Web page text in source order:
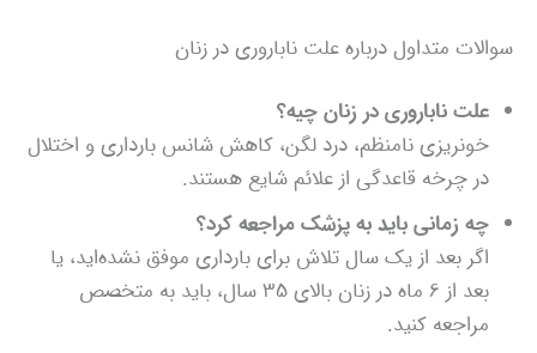
سوالات متداول درباره علت ناباروری در زنان
علت ناباروری در زنانچیه؟
خونریزی نامنظم، درد لگن، کاهش شانس بارداری و اختلال
در چرخه قاعدگی از علائم شایع هستند.
چه زمانی باید به پزشک مراجعه کرد؟
اگر بعد از یک سال تلاش برای بارداری موفق نشده‌اید، یا
بعد از ۶ ماه در زنان بالای ۳۵ سال، باید به متخصص
مراجعه کنید.